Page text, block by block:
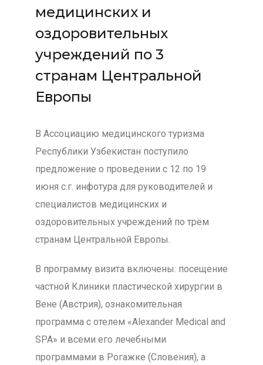
медицинских и
оздоровительных
учреждений по 3
странам Центральной
Европы
В Ассоциацию медицинского туризма
Республики Узбекистан поступило
предложение о проведении с 12 по 19
июня с.г. инфотура для руководителей и
специалистов медицинских и
оздоровительных учреждений по трём
странам Центральной Европы.
В программу визита включены: посещение
частной Клиники пластической хирургии в
Вене (Австрия), ознакомительная
программа с отелем «Alexander Medical and
SPA» и всеми его лечебными
программами в Рогажке (Словения), а